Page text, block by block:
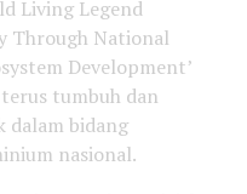
Living Legend
Through National
Development’
tumbuh dan
dalam bidang
nasional.